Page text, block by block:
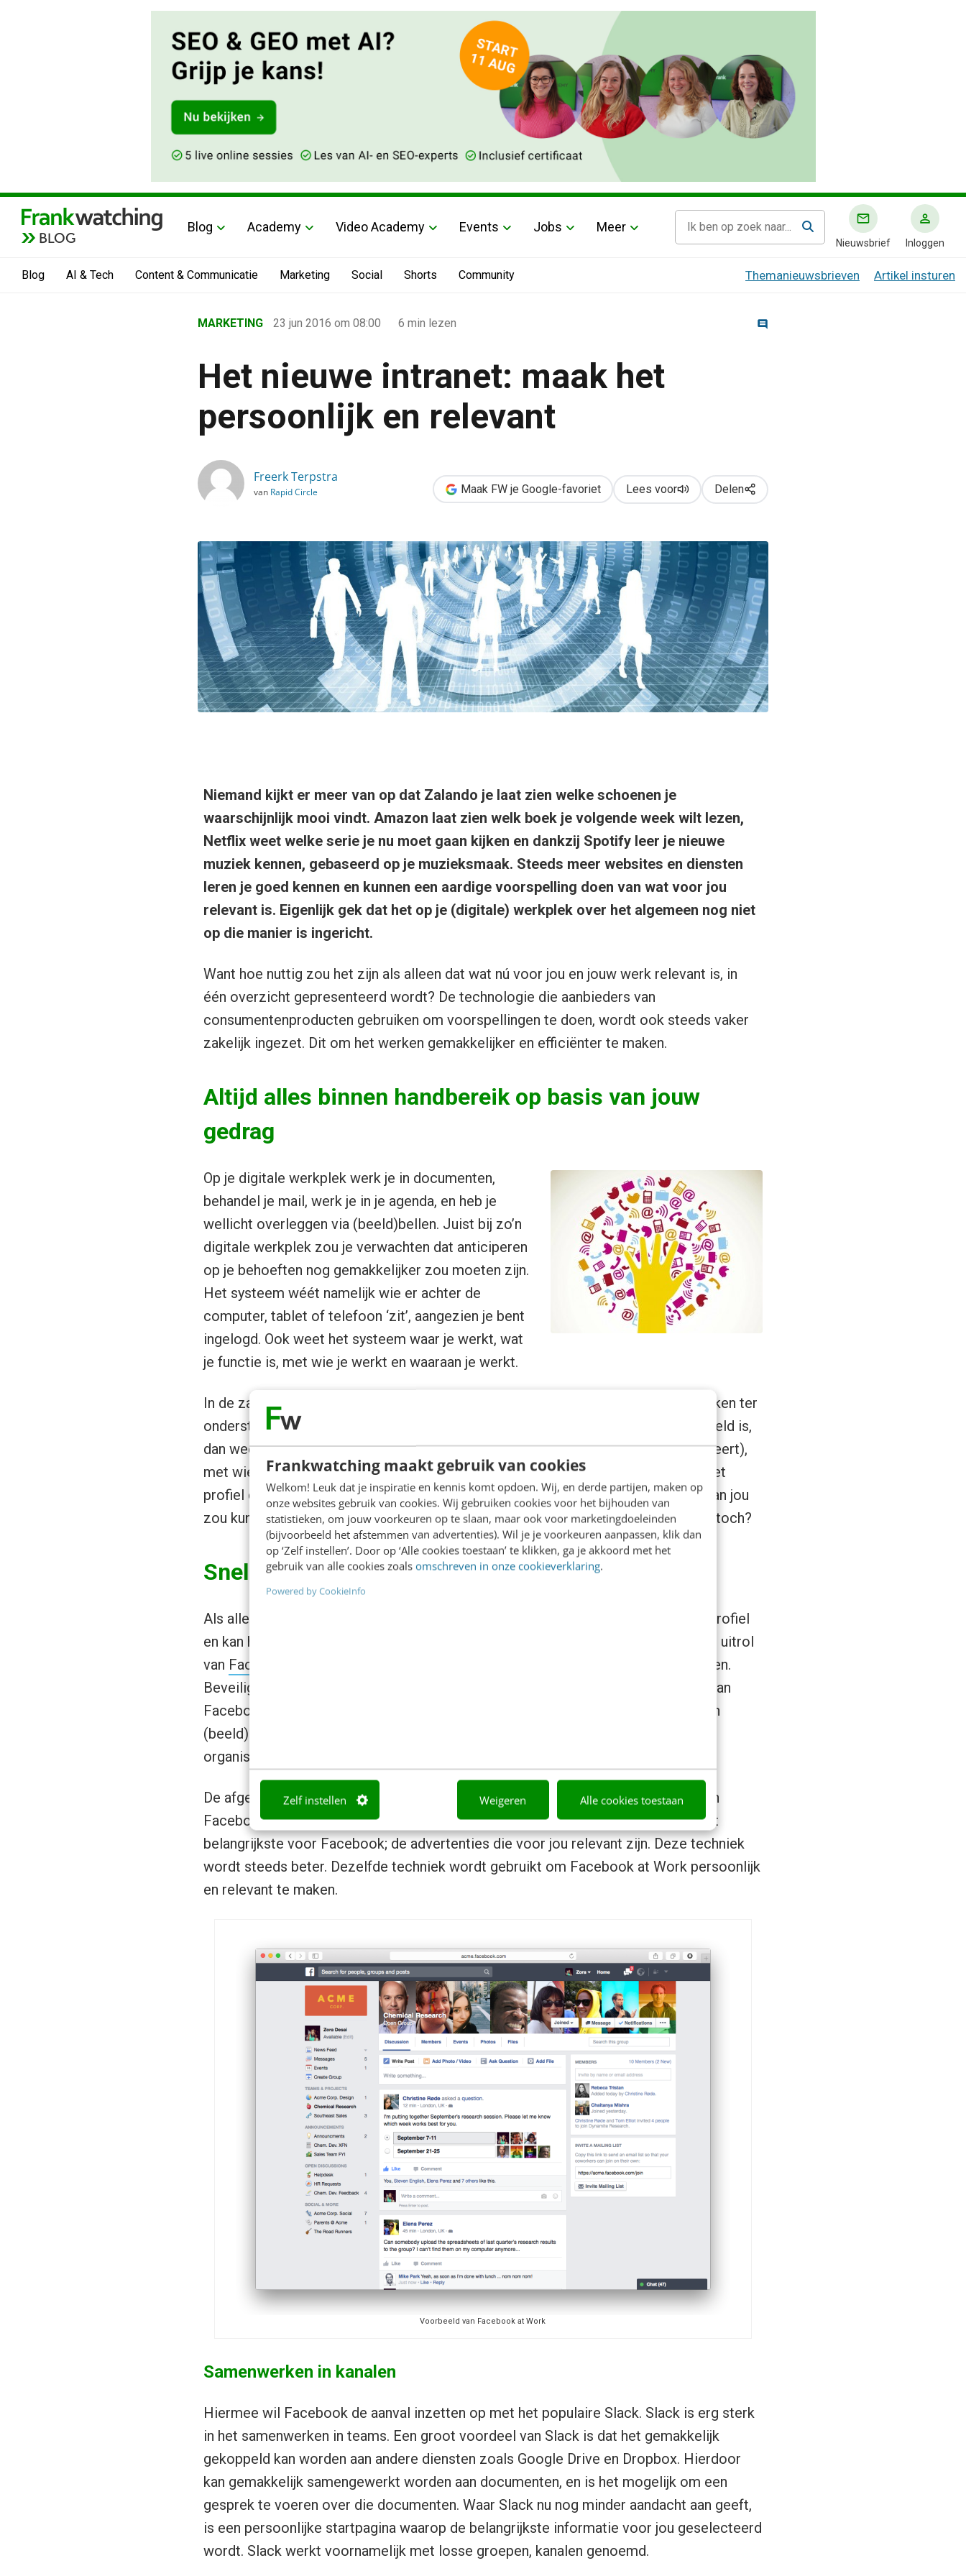
Frankwatching maakt gebruik van cookies
Welkom! Leuk dat je inspiratie en kennis komt opdoen. Wij, en derde partijen, maken op
onze websites gebruik van cookies. Wij gebruiken cookies voor het bijhouden van
statistieken, om jouw voorkeuren op te slaan, maar ook voor marketingdoeleinden
(bijvoorbeeld het afstemmen van advertenties). Wil je je voorkeuren aanpassen, klik dan
op ‘Zelf instellen’. Door op ‘Alle cookies toestaan’ te klikken, ga je akkoord met het
gebruik van alle cookies zoals omschreven in onze cookieverklaring.
Powered by CookieInfo
Zelf instellen Weigeren Alle cookies toestaan
BLOG
Blog Academy Video Academy Events Jobs Meer
Nieuwsbrief Inloggen
Blog AI & Tech Content & Communicatie Marketing Social Shorts Community Themanieuwsbrieven Artikel insturen
›MARKETING 23 jun 2016 om 08:00 6 min lezen
Het nieuwe intranet: maak het
persoonlijk en relevant
Freerk Terpstra
van Rapid Circle Maak FW je Google-favoriet Lees voor Delen
Niemand kijkt er meer van op dat Zalando je laat zien welke schoenen je
waarschijnlijk mooi vindt. Amazon laat zien welk boek je volgende week wilt lezen,
Netflix weet welke serie je nu moet gaan kijken en dankzij Spotify leer je nieuwe
muziek kennen, gebaseerd op je muzieksmaak. Steeds meer websites en diensten
leren je goed kennen en kunnen een aardige voorspelling doen van wat voor jou
relevant is. Eigenlijk gek dat het op je (digitale) werkplek over het algemeen nog niet
op die manier is ingericht.
Want hoe nuttig zou het zijn als alleen dat wat nú voor jou en jouw werk relevant is, in
één overzicht gepresenteerd wordt? De technologie die aanbieders van
consumentenproducten gebruiken om voorspellingen te doen, wordt ook steeds vaker
zakelijk ingezet. Dit om het werken gemakkelijker en efficiënter te maken.
Altijd alles binnen handbereik op basis van jouw
gedrag
Op je digitale werkplek werk je in documenten,
behandel je mail, werk je in je agenda, en heb je
wellicht overleggen via (beeld)bellen. Juist bij zo’n
digitale werkplek zou je verwachten dat anticiperen
op je behoeften nog gemakkelijker zou moeten zijn.
Het systeem wéét namelijk wie er achter de
computer, tablet of telefoon ‘zit’, aangezien je bent
ingelogd. Ook weet het systeem waar je werkt, wat
je functie is, met wie je werkt en waaraan je werkt.
In de zakelijke markt zijn er veel ontwikkelingen die deze informatie nuttig gebruiken ter
ondersteuning van de gebruiker. Namelijk, als alles wat je doet met elkaar gekoppeld is,
dan weet het systeem zelfs met wie je vaak mailt (en op wie je snel en traag reageert),
met wie je vaak een meeting hebt en met wie je regelmatig chat of (beeld)belt. Het
profiel dat van je gemaakt wordt, is dus vele malen sterker dan een Spotify ooit van jou
zou kunnen maken. Jarenlang werd daar nooit iets mee gedaan. Eigenlijk vreemd, toch?
Snel informatie vinden, zonder te zoeken
Als alles wat je zakelijk doet op elkaar is afgestemd, geeft dat een heel krachtig profiel
en kan het systeem inspelen op je specifieke behoefte. Facebook is bezig met de uitrol
van Facebook at Work
. Een professionele variant van Facebook voor consumenten.
Beveiligd, afgesloten en gericht op samenwerken in teams. Alle diensten die we van
Facebook kennen, worden zakelijk beschikbaar gesteld. Je kunt hierbij denken aan
(beeld)bellen, zakelijk WhatsAppen en updates plaatsen (openbaar voor de hele
organisatie en binnen groepen).
De afgelopen jaren heeft Facebook personalisatie geperfectioneerd. Hiermee kan
Facebook een goed overzicht geven van updates die voor jou relevant zijn. En het
belangrijkste voor Facebook; de advertenties die voor jou relevant zijn. Deze techniek
wordt steeds beter. Dezelfde techniek wordt gebruikt om Facebook at Work persoonlijk
en relevant te maken.
Voorbeeld van Facebook at Work
Samenwerken in kanalen
Hiermee wil Facebook de aanval inzetten op met het populaire Slack. Slack is erg sterk
in het samenwerken in teams. Een groot voordeel van Slack is dat het gemakkelijk
gekoppeld kan worden aan andere diensten zoals Google Drive en Dropbox. Hierdoor
kan gemakkelijk samengewerkt worden aan documenten, en is het mogelijk om een
gesprek te voeren over die documenten. Waar Slack nu nog minder aandacht aan geeft,
is een persoonlijke startpagina waarop de belangrijkste informatie voor jou geselecteerd
wordt. Slack werkt voornamelijk met losse groepen, kanalen genoemd.